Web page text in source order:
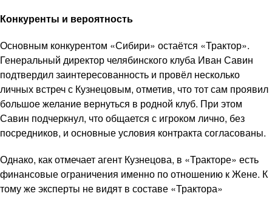
Конкуренты и вероятность
Основным конкурентом «Сибири» остаётся «Трактор».
Генеральный директор челябинского клуба Иван Савин
подтвердил заинтересованность и провёл несколько
личных встреч с Кузнецовым, отметив, что тот сам проявил
большое желание вернуться в родной клуб. При этом
Савин подчеркнул, что общается с игроком лично, без
посредников, и основные условия контракта согласованы.
Однако, как отмечает агент Кузнецова, в «Тракторе» есть
финансовые ограничения именно по отношению к Жене. К
тому же эксперты не видят в составе «Трактора»